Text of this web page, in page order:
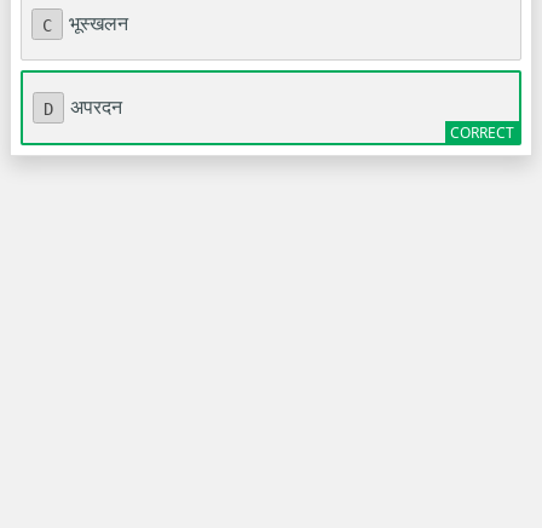
C भूस्खलन
D अपरदन